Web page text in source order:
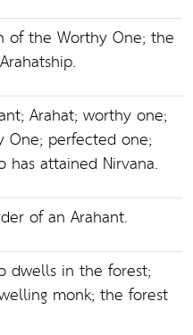
of the Worthy One; the
Arahat; worthy one;
One; perfected one;
has attained Nirvana.
of an Arahant.
dwells in the forest;
monk; the forest